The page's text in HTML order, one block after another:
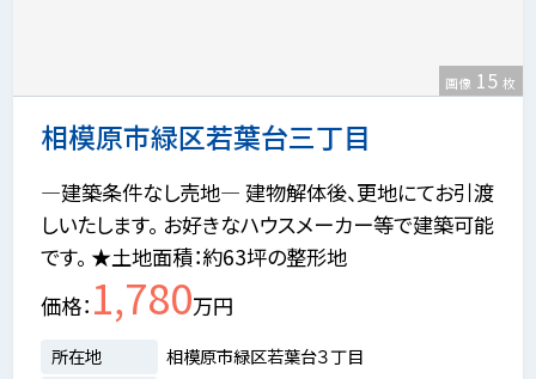
相模原市緑区若葉台三丁目
画像 15 枚
―建築条件なし売地― 建物解体後、更地にてお引渡
しいたします。 お好きなハウスメーカー等で建築可能
です。 ★土地面積：約63坪の整形地
価格 1,780万円
所在地
相模原市緑区若葉台３丁目